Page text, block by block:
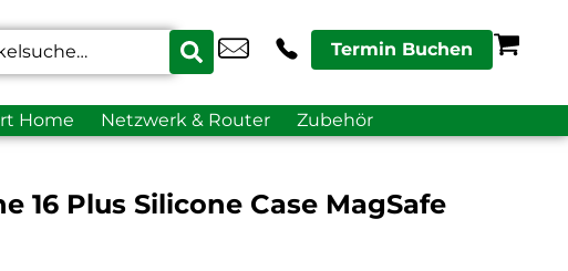
Termin Buchen
Home Netzwerk & Router Zubehör
16 Plus Silicone Case MagSafe